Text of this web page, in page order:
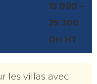
15 000 –
25 300
DH HT
les villas avec